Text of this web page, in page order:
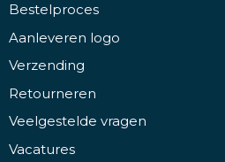
Bestelproces
Aanleveren logo
Verzending
Retourneren
Veelgestelde vragen
Vacatures